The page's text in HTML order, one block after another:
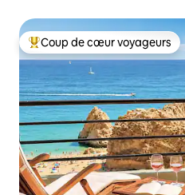
Coups de cœur voyageurs les
Coup de cœur voyageurs